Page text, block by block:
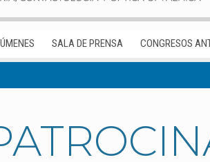
SALA DE PRENSA CONGRESOS